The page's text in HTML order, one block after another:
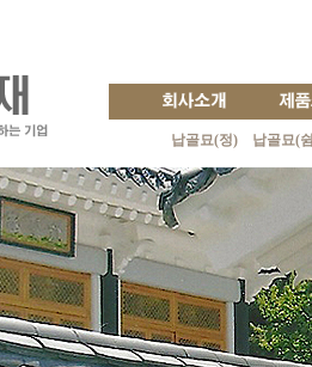
납골묘(정) 납골묘(